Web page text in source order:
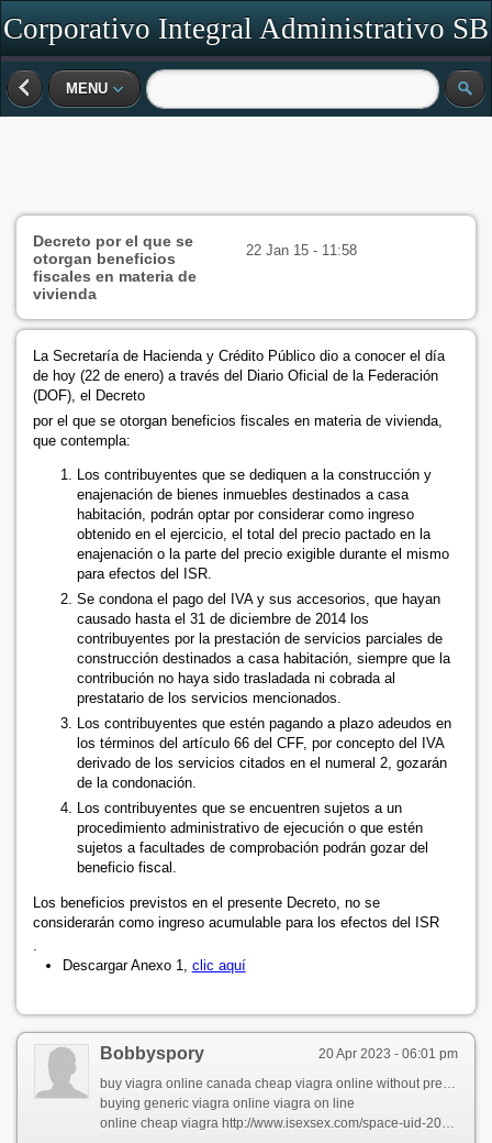
Corporativo Integral Administrativo SB
MENU
Decreto por el que se
otorgan beneficios
fiscales en materia de
vivienda
22 Jan 15 - 11:58
La Secretaría de Hacienda y Crédito Público dio a conocer el día
de hoy (22 de enero) a través del Diario Oficial de la Federación
(DOF), el Decreto
por el que se otorgan beneficios fiscales en materia de vivienda,
que contempla:
Los contribuyentes que se dediquen a la construcción y
enajenación de bienes inmuebles destinados a casa
habitación, podrán optar por considerar como ingreso
obtenido en el ejercicio, el total del precio pactado en la
enajenación o la parte del precio exigible durante el mismo
para efectos del ISR.
Se condona el pago del IVA y sus accesorios, que hayan
causado hasta el 31 de diciembre de 2014 los
contribuyentes por la prestación de servicios parciales de
construcción destinados a casa habitación, siempre que la
contribución no haya sido trasladada ni cobrada al
prestatario de los servicios mencionados.
Los contribuyentes que estén pagando a plazo adeudos en
los términos del artículo 66 del CFF, por concepto del IVA
derivado de los servicios citados en el numeral 2, gozarán
de la condonación.
Los contribuyentes que se encuentren sujetos a un
procedimiento administrativo de ejecución o que estén
sujetos a facultades de comprobación podrán gozar del
beneficio fiscal.
Los beneficios previstos en el presente Decreto, no se
considerarán como ingreso acumulable para los efectos del ISR
Descargar Anexo 1, clic aquí
20 Apr 2023 - 06:01 pm
Bobbyspory
buy viagra online canada cheap viagra online without prescription
buying generic viagra online viagra on line
online cheap viagra http://www.isexsex.com/space-uid-2019558.html